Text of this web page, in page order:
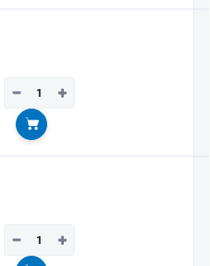
+
−
Do košíka
+
−